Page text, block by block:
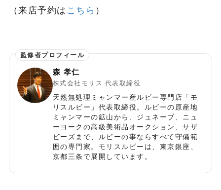
（来店予約は こちら ）
森 孝仁
株式会社モリス 代表取締役
天然無処理ミャンマー産ルビー専門店「モ
リスルビー」代表取締役。ルビーの原産地
ミャンマーの鉱山から、ジュネーブ、ニュ
ーヨークの高級美術品オークション、サザ
ビーズまで、ルビーの事ならすべて守備範
囲の専門家。モリスルビーは、東京銀座、
京都三条で展開しています。